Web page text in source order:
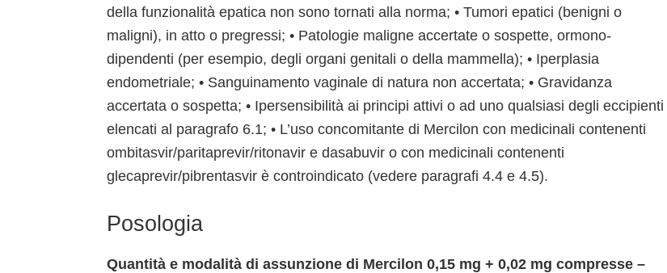
della funzionalità epatica non sono tornati alla norma; • Tumori epatici (benigni o
maligni), in atto o pregressi; • Patologie maligne accertate o sospette, ormono-
dipendenti (per esempio, degli organi genitali o della mammella); • Iperplasia
endometriale; • Sanguinamento vaginale di natura non accertata; • Gravidanza
accertata o sospetta; • Ipersensibilità ai principi attivi o ad uno qualsiasi degli eccipienti
elencati al paragrafo 6.1; • L’uso concomitante di Mercilon con medicinali contenenti
ombitasvir/paritaprevir/ritonavir e dasabuvir o con medicinali contenenti
glecaprevir/pibrentasvir è controindicato (vedere paragrafi 4.4 e 4.5).
Posologia
Quantità e modalità di assunzione di Mercilon 0,15 mg + 0,02 mg compresse –